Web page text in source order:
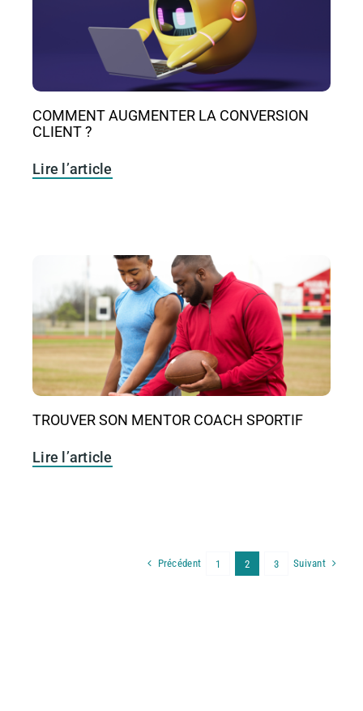
COMMENT AUGMENTER LA CONVERSION
CLIENT ?
Lire l’article
TROUVER SON MENTOR COACH SPORTIF
Lire l’article
Précédent 1 2 3 Suivant